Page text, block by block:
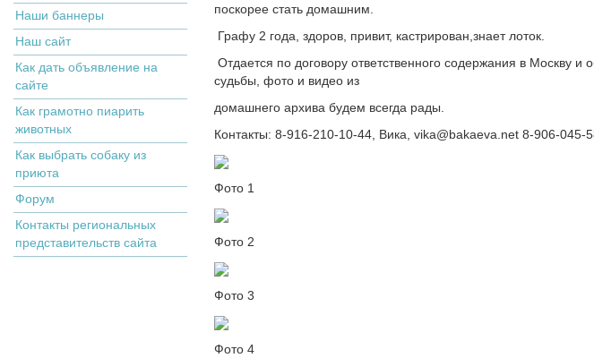
Наши баннеры
Наш сайт
Как дать объявление на
сайте
Как грамотно пиарить
животных
Как выбрать собаку из
приюта
Форум
Контакты региональных
представительств сайта
поскорее стать домашним.
Графу 2 года, здоров, привит, кастрирован,знает лоток.
Отдается по договору ответственного содержания в Москву
судьбы, фото и видео из
домашнего архива будем всегда рады.
Контакты: 8-916-210-10-44, Вика, vika@bakaeva.net 8-906-045-
Фото 1
Фото 2
Фото 3
Фото 4